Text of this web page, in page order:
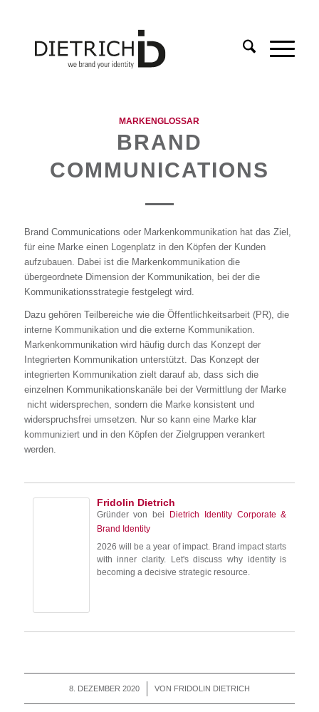
MARKENGLOSSAR
BRAND
COMMUNICATIONS
Brand Communications oder Markenkommunikation hat das Ziel,
für eine Marke einen Logenplatz in den Köpfen der Kunden
aufzubauen. Dabei ist die Markenkommunikation die
übergeordnete Dimension der Kommunikation, bei der die
Kommunikationsstrategie festgelegt wird.
Dazu gehören Teilbereiche wie die Öffentlichkeitsarbeit (PR), die
interne Kommunikation und die externe Kommunikation.
Markenkommunikation wird häufig durch das Konzept der
Integrierten Kommunikation unterstützt. Das Konzept der
integrierten Kommunikation zielt darauf ab, dass sich die
einzelnen Kommunikationskanäle bei der Vermittlung der Marke
nicht widersprechen, sondern die Marke konsistent und
widerspruchsfrei umsetzen. Nur so kann eine Marke klar
kommuniziert und in den Köpfen der Zielgruppen verankert
werden.
Fridolin Dietrich
Gründer von bei
Dietrich Identity Corporate &
Brand Identity
2026 will be a year of impact. Brand impact starts
with inner clarity. Let's discuss why identity is
becoming a decisive strategic resource.
8. DEZEMBER 2020
/ VON FRIDOLIN DIETRICH